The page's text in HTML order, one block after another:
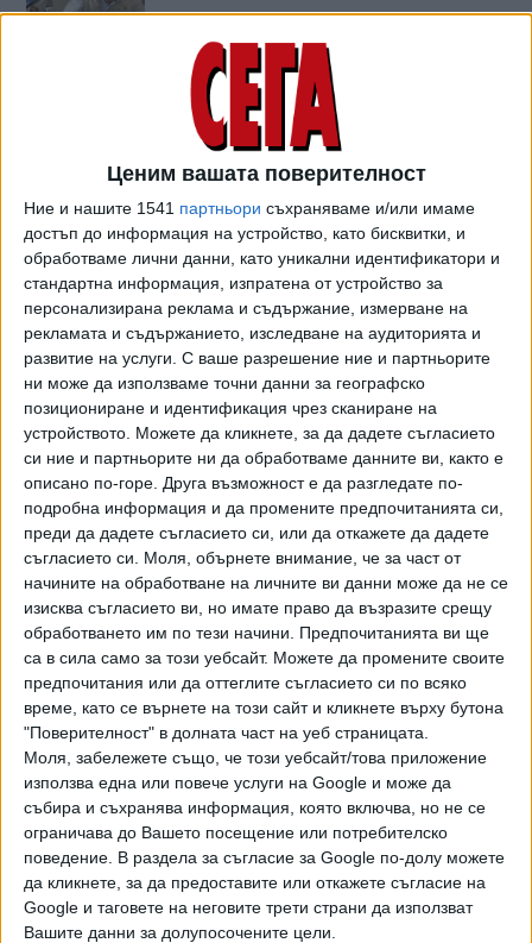
Ценим вашата поверителност
Ние и нашите 1541 партньори съхраняваме и/или имаме
достъп до информация на устройство, като бисквитки, и
обработваме лични данни, като уникални идентификатори и
стандартна информация, изпратена от устройство за
персонализирана реклама и съдържание, измерване на
рекламата и съдържанието, изследване на аудиторията и
развитие на услуги. С ваше разрешение ние и партньорите
ни може да използваме точни данни за географско
позициониране и идентификация чрез сканиране на
устройството. Можете да кликнете, за да дадете съгласието
си ние и партньорите ни да обработваме данните ви, както е
описано по-горе. Друга възможност е да разгледате по-
подробна информация и да промените предпочитанията си,
преди да дадете съгласието си, или да откажете да дадете
съгласието си.
Моля, обърнете внимание, че за част от
начините на обработване на личните ви данни може да не се
изисква съгласието ви, но имате право да възразите срещу
обработването им по тези начини. Предпочитанията ви ще
са в сила само за този уебсайт. Можете да промените своите
предпочитания или да оттеглите съгласието си по всяко
време, като се върнете на този сайт и кликнете върху бутона
"Поверителност" в долната част на уеб страницата.
Моля, забележете също, че този уебсайт/това приложение
използва една или повече услуги на Google и може да
събира и съхранява информация, която включва, но не се
ограничава до Вашето посещение или потребителско
поведение. В раздела за съгласие за Google по-долу можете
да кликнете, за да предоставите или откажете съгласие на
Google и таговете на неговите трети страни да използват
Вашите данни за долупосочените цели.
12 Март 2024
Половината работещи пенсионери не
печелят от новия си стаж
02 Окт. 2023
НОИ обясни защо преизчислява пенсиите от
1 април
20 Март 2023
При Радостин Василев ударно са
назначавани пенсионери в ММС
09 Авг. 2022
България стигна нивото на ЕС за работещи
възрастни
30 Септ. 2019
ТУШ Разгледай всички